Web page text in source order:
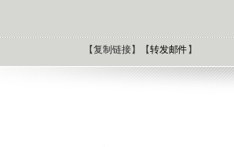
【复制链接】【转发邮件 】